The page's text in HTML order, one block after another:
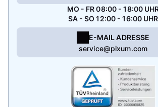
MO - FR 08:00 - 18:00
SA - SO 12:00 - 16:00 UHR
E-MAIL ADRESSE
service@pixum.com